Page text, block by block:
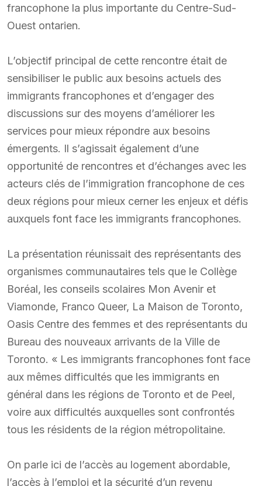
francophone la plus importante du Centre-Sud-
Ouest ontarien.
L’objectif principal de cette rencontre était de
sensibiliser le public aux besoins actuels des
immigrants francophones et d’engager des
discussions sur des moyens d’améliorer les
services pour mieux répondre aux besoins
émergents. Il s’agissait également d’une
opportunité de rencontres et d’échanges avec les
acteurs clés de l’immigration francophone de ces
deux régions pour mieux cerner les enjeux et défis
auxquels font face les immigrants francophones.
La présentation réunissait des représentants des
organismes communautaires tels que le Collège
Boréal, les conseils scolaires Mon Avenir et
Viamonde, Franco Queer, La Maison de Toronto,
Oasis Centre des femmes et des représentants du
Bureau des nouveaux arrivants de la Ville de
Toronto. « Les immigrants francophones font face
aux mêmes difficultés que les immigrants en
général dans les régions de Toronto et de Peel,
voire aux difficultés auxquelles sont confrontés
tous les résidents de la région métropolitaine.
On parle ici de l’accès au logement abordable,
l’accès à l’emploi et la sécurité d’un revenu